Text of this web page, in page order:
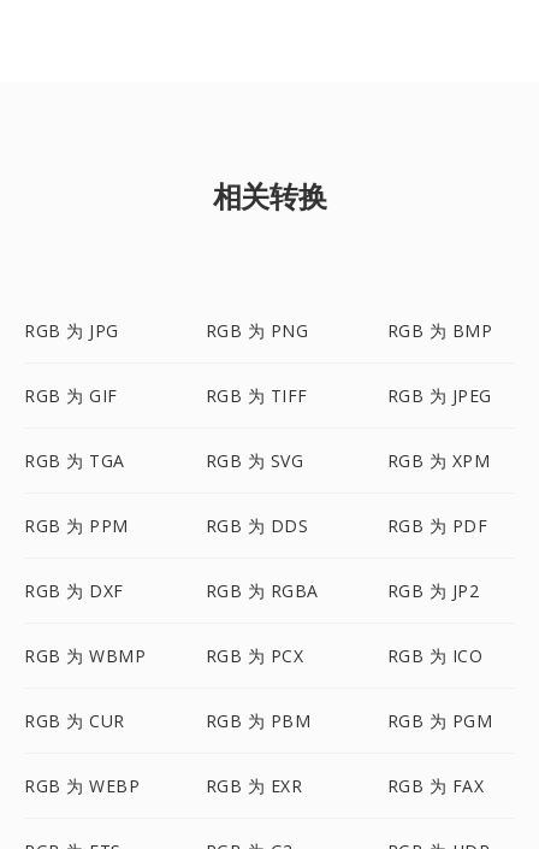
相关转换
RGB 为 JPG RGB 为 PNG RGB 为 BMP
RGB 为 GIF RGB 为 TIFF RGB 为 JPEG
RGB 为 TGA RGB 为 SVG RGB 为 XPM
RGB 为 PPM RGB 为 DDS RGB 为 PDF
RGB 为 DXF RGB 为 RGBA RGB 为 JP2
RGB 为 WBMP RGB 为 PCX RGB 为 ICO
RGB 为 CUR RGB 为 PBM RGB 为 PGM
RGB 为 WEBP RGB 为 EXR RGB 为 FAX